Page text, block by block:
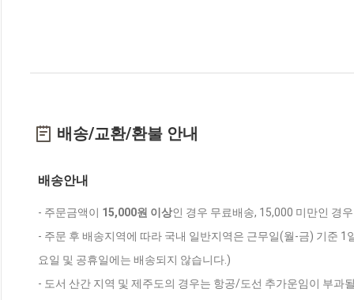
배송/교환/환불 안내
배송안내
- 주문금액이 15,000원 이상인 경우 무료배송, 15,000 미만인 경
- 주문 후 배송지역에 따라 국내 일반지역은 근무일(월-금) 기준
요일 및 공휴일에는 배송되지 않습니다.)
- 도서 산간 지역 및 제주도의 경우는 항공/도선 추가운임이 부과